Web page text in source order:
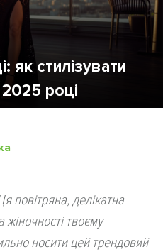
як стилізувати
році
повітряна, делікатна
жіночності твоєму
носити цей трендовий